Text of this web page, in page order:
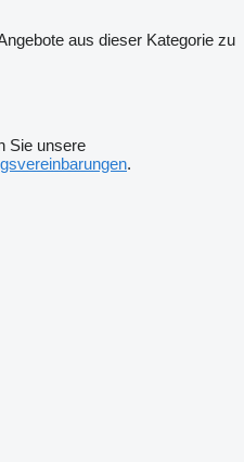
aus dieser Kategorie zu
Sie unsere
.